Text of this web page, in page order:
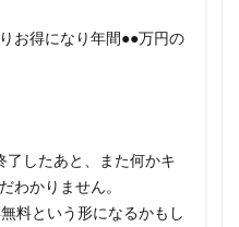
お得になり年間●●万円の
了したあと、また何かキ
わかりません。
料という形になるかもし